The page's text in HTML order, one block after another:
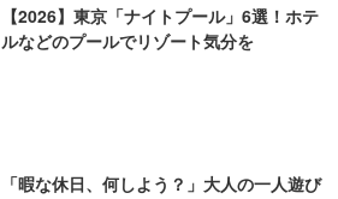
【2026】東京「ナイトプール」6選！ホテ
ルなどのプールでリゾート気分を
「暇な休日、何しよう？」大人の一人遊び